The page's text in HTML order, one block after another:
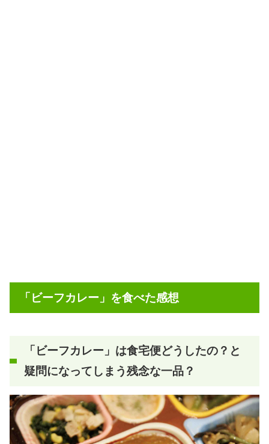
「ビーフカレー」を食べた感想
「ビーフカレー」は食宅便どうしたの？と
疑問になってしまう残念な一品？